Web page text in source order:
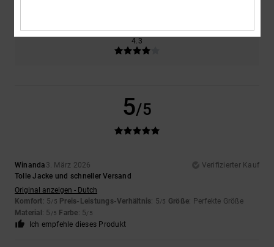
Farbe
4.3
5/5
Winanda 3. März 2026
Verifizierter Kauf
Tolle Jacke und schneller Versand
Original anzeigen - Dutch
Komfort: 5/5 Preis-Leistungs-Verhältnis: 5/5 Größe: Perfekte Größe
Material : 5 /5 Farbe: 5/5
Ich empfehle dieses Produkt